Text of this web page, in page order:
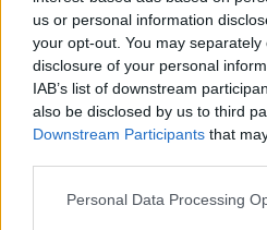
us or personal information
your opt-out. You may
disclosure of your personal
IAB’s list of downstream
also be disclosed by us to third
Downstream Participants that
Please note that this website/app
Personal Data Processing
ΠΡΟΣΘΕΣΤΕ ΤΟ